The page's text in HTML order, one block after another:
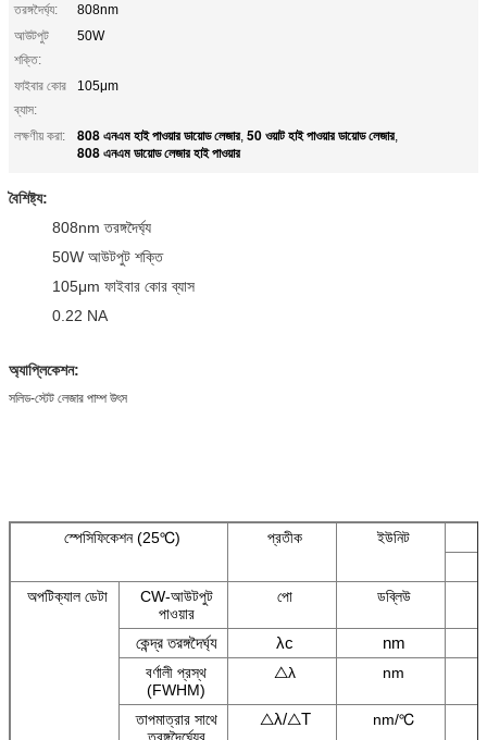
তরঙ্গদৈর্ঘ্য:
808nm
আউটপুট
শক্তি:
50W
ফাইবার কোর
ব্যাস:
105μm
লক্ষণীয় করা: 808 এনএম হাই পাওয়ার ডায়োড লেজার, 50 ওয়াট হাই পাওয়ার ডায়োড লেজার,
808 এনএম ডায়োড লেজার হাই পাওয়ার
বৈশিষ্ট্য:
808nm তরঙ্গদৈর্ঘ্য
50W আউটপুট শক্তি
105μm ফাইবার কোর ব্যাস
0.22 NA
অ্যাপ্লিকেশন:
সলিড-স্টেট লেজার পাম্প উৎস
স্পেসিফিকেশন (25℃) প্রতীক
ইউনিট
অপটিক্যাল ডেটা
CW-আউটপুট
পাওয়ার
পো ডব্লিউ
কেন্দ্র তরঙ্গদৈর্ঘ্য λc nm
বর্ণালী প্রস্থ
(FWHM)
△λ nm
তাপমাত্রার সাথে
△​λ/△T nm/℃